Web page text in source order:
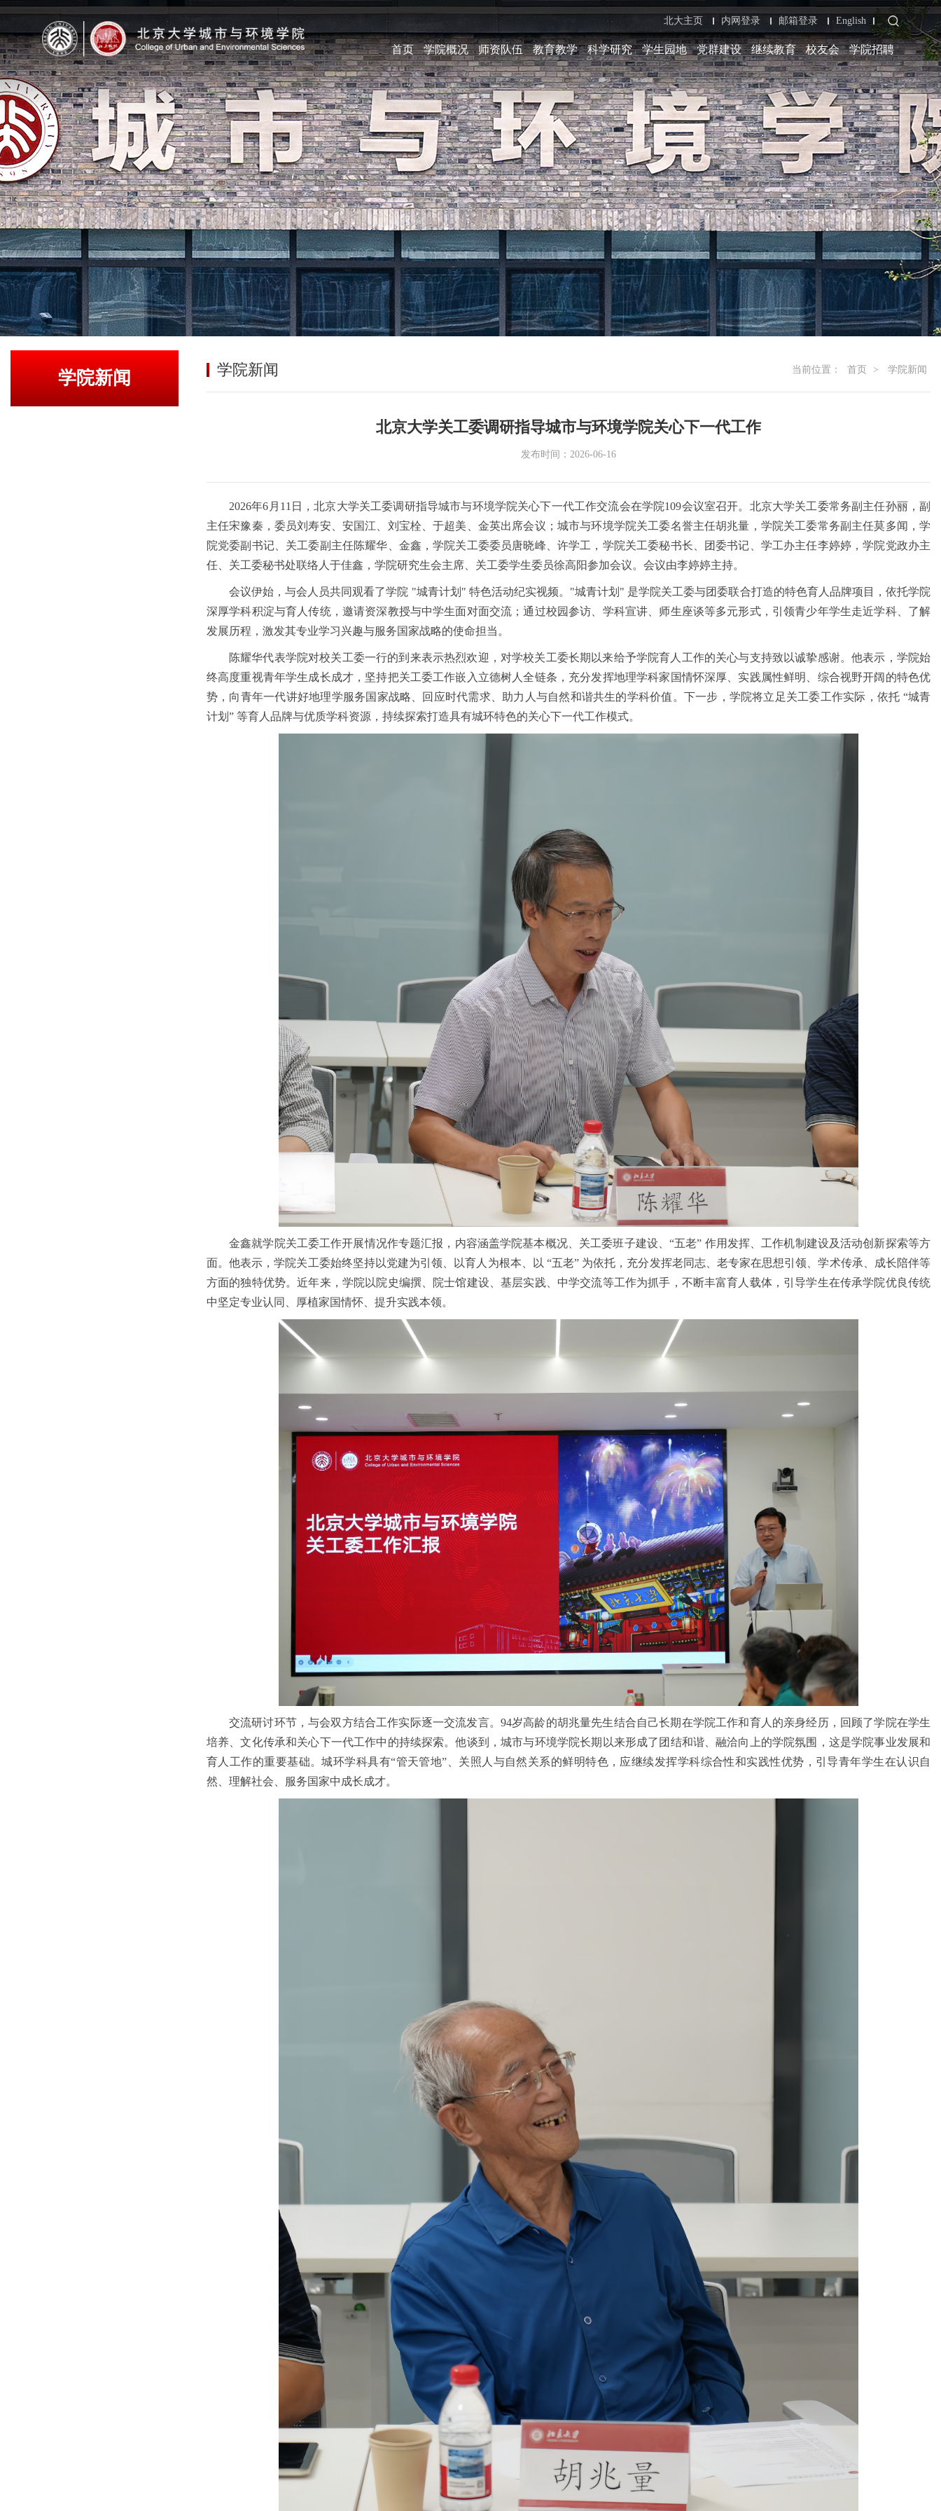
北大主页 内网登录 邮箱登录 English
首页 学院概况 师资队伍 教育教学 科学研究 学生园地 党群建设 继续教育 校友会 学院招聘
学院新闻 学院新闻 当前位置： 首页 > 学院新闻
北京大学关工委调研指导城市与环境学院关心下一代工作
发布时间：2026-06-16
2026年6月11日，北京大学关工委调研指导城市与环境学院关心下一代工作交流会在学院109会议室召开。北京大学关工委常务副主任孙丽，副
主任宋豫秦，委员刘寿安、安国江、刘宝栓、于超美、金英出席会议；城市与环境学院关工委名誉主任胡兆量，学院关工委常务副主任莫多闻，学
院党委副书记、关工委副主任陈耀华、金鑫，学院关工委委员唐晓峰、许学工，学院关工委秘书长、团委书记、学工办主任李婷婷，学院党政办主
任、关工委秘书处联络人于佳鑫，学院研究生会主席、关工委学生委员徐高阳参加会议。会议由李婷婷主持。
会议伊始，与会人员共同观看了学院 "城青计划" 特色活动纪实视频。"城青计划" 是学院关工委与团委联合打造的特色育人品牌项目，依托学院
深厚学科积淀与育人传统，邀请资深教授与中学生面对面交流；通过校园参访、学科宣讲、师生座谈等多元形式，引领青少年学生走近学科、了解
发展历程，激发其专业学习兴趣与服务国家战略的使命担当。
陈耀华代表学院对校关工委一行的到来表示热烈欢迎，对学校关工委长期以来给予学院育人工作的关心与支持致以诚挚感谢。他表示，学院始
终高度重视青年学生成长成才，坚持把关工委工作嵌入立德树人全链条，充分发挥地理学科家国情怀深厚、实践属性鲜明、综合视野开阔的特色优
势，向青年一代讲好地理学服务国家战略、回应时代需求、助力人与自然和谐共生的学科价值。下一步，学院将立足关工委工作实际，依托 “城青
计划” 等育人品牌与优质学科资源，持续探索打造具有城环特色的关心下一代工作模式。
金鑫就学院关工委工作开展情况作专题汇报，内容涵盖学院基本概况、关工委班子建设、“五老” 作用发挥、工作机制建设及活动创新探索等方
面。他表示，学院关工委始终坚持以党建为引领、以育人为根本、以 “五老” 为依托，充分发挥老同志、老专家在思想引领、学术传承、成长陪伴等
方面的独特优势。近年来，学院以院史编撰、院士馆建设、基层实践、中学交流等工作为抓手，不断丰富育人载体，引导学生在传承学院优良传统
中坚定专业认同、厚植家国情怀、提升实践本领。
交流研讨环节，与会双方结合工作实际逐一交流发言。94岁高龄的胡兆量先生结合自己长期在学院工作和育人的亲身经历，回顾了学院在学生
培养、文化传承和关心下一代工作中的持续探索。他谈到，城市与环境学院长期以来形成了团结和谐、融洽向上的学院氛围，这是学院事业发展和
育人工作的重要基础。城环学科具有“管天管地”、关照人与自然关系的鲜明特色，应继续发挥学科综合性和实践性优势，引导青年学生在认识自
然、理解社会、服务国家中成长成才。